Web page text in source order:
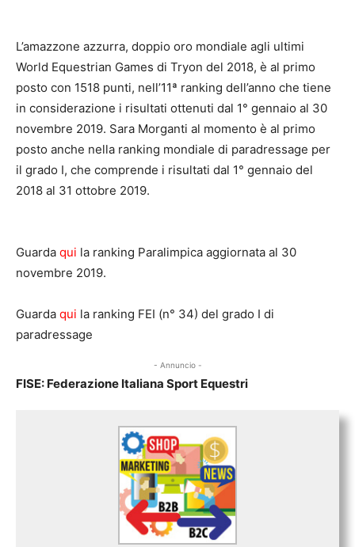
L’amazzone azzurra, doppio oro mondiale agli ultimi
World Equestrian Games di Tryon del 2018, è al primo
posto con 1518 punti, nell’11ª ranking dell’anno che tiene
in considerazione i risultati ottenuti dal 1° gennaio al 30
novembre 2019. Sara Morganti al momento è al primo
posto anche nella ranking mondiale di paradressage per
il grado I, che comprende i risultati dal 1° gennaio del
2018 al 31 ottobre 2019.
Guarda qui la ranking Paralimpica aggiornata al 30
novembre 2019.
Guarda qui la ranking FEI (n° 34) del grado I di
paradressage
- Annuncio -
FISE: Federazione Italiana Sport Equestri